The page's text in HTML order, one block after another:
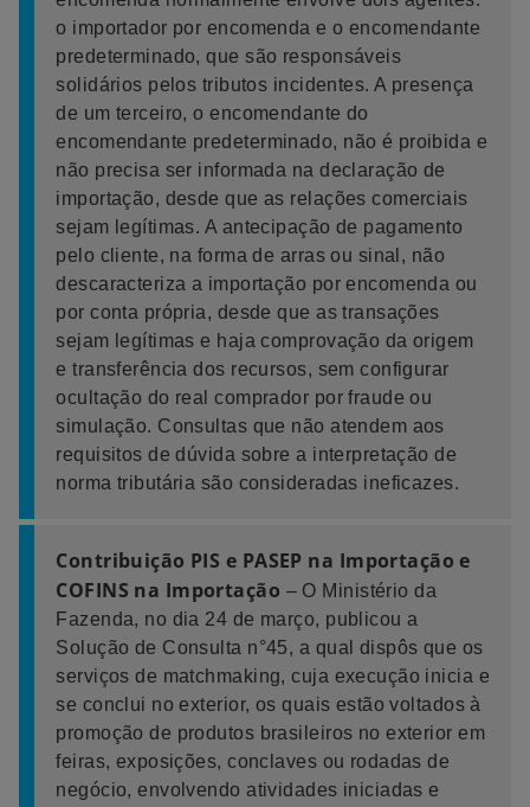
o importador por encomenda e o encomendante
predeterminado, que são responsáveis
solidários pelos tributos incidentes. A presença
de um terceiro, o encomendante do
encomendante predeterminado, não é proibida e
não precisa ser informada na declaração de
importação, desde que as relações comerciais
sejam legítimas. A antecipação de pagamento
pelo cliente, na forma de arras ou sinal, não
descaracteriza a importação por encomenda ou
por conta própria, desde que as transações
sejam legítimas e haja comprovação da origem
e transferência dos recursos, sem configurar
ocultação do real comprador por fraude ou
simulação. Consultas que não atendem aos
requisitos de dúvida sobre a interpretação de
norma tributária são consideradas ineficazes.
Contribuição PIS e PASEP na Importação e
COFINS na Importação – O Ministério da
Fazenda, no dia 24 de março, publicou a
Solução de Consulta n°45, a qual dispôs que os
serviços de matchmaking, cuja execução inicia e
se conclui no exterior, os quais estão voltados à
promoção de produtos brasileiros no exterior em
feiras, exposições, conclaves ou rodadas de
negócio, envolvendo atividades iniciadas e